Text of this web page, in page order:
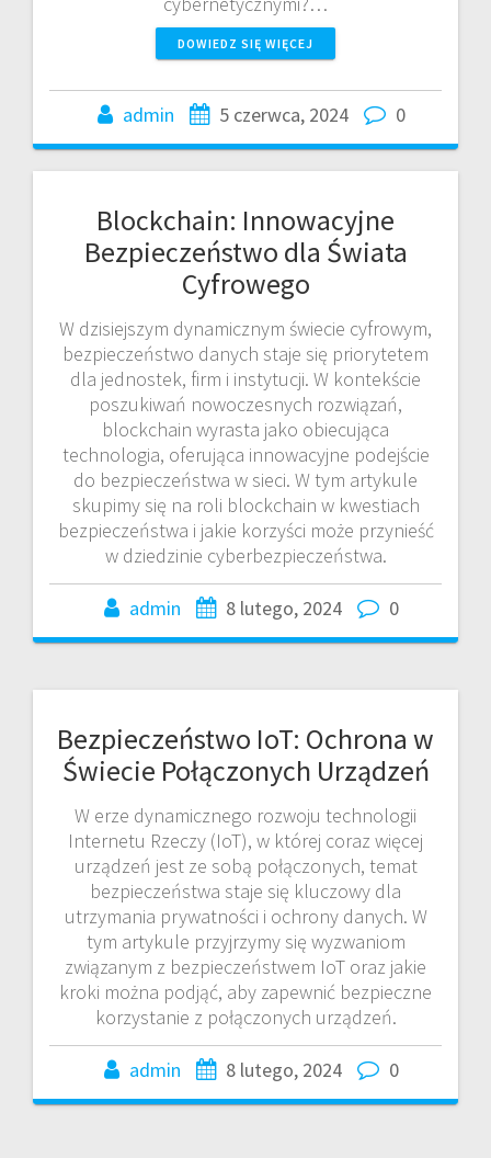
DOWIEDZ SIĘ WIĘCEJ
admin 5 czerwca, 2024 0
Blockchain: Innowacyjne
Bezpieczeństwo dla Świata
Cyfrowego
W dzisiejszym dynamicznym świecie cyfrowym,
bezpieczeństwo danych staje się priorytetem
dla jednostek, firm i instytucji. W kontekście
poszukiwań nowoczesnych rozwiązań,
blockchain wyrasta jako obiecująca
technologia, oferująca innowacyjne podejście
do bezpieczeństwa w sieci. W tym artykule
skupimy się na roli blockchain w kwestiach
bezpieczeństwa i jakie korzyści może przynieść
w dziedzinie cyberbezpieczeństwa.
admin 8 lutego, 2024 0
Bezpieczeństwo IoT: Ochrona w
Świecie Połączonych Urządzeń
W erze dynamicznego rozwoju technologii
Internetu Rzeczy (IoT), w której coraz więcej
urządzeń jest ze sobą połączonych, temat
bezpieczeństwa staje się kluczowy dla
utrzymania prywatności i ochrony danych. W
tym artykule przyjrzymy się wyzwaniom
związanym z bezpieczeństwem IoT oraz jakie
kroki można podjąć, aby zapewnić bezpieczne
korzystanie z połączonych urządzeń.
admin 8 lutego, 2024 0